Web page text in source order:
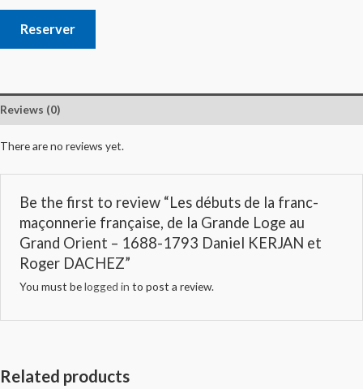
Reserver
Reviews (0)
There are no reviews yet.
Be the first to review “Les débuts de la franc-
maçonnerie française, de la Grande Loge au
Grand Orient – 1688-1793 Daniel KERJAN et
Roger DACHEZ”
You must belogged in to post a review.
Related products